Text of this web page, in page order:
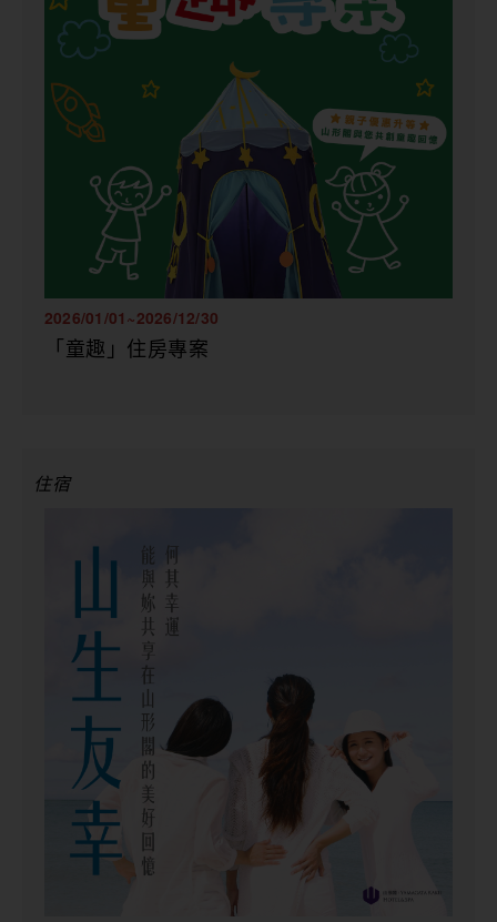
2026/01/01~2026/12/30
「童趣」住房專案
住宿